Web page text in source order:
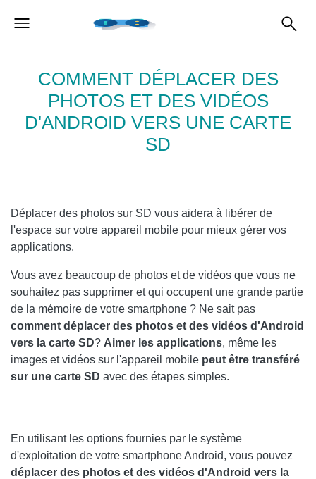
COMMENT DÉPLACER DES
PHOTOS ET DES VIDÉOS
D'ANDROID VERS UNE CARTE
SD
Déplacer des photos sur SD vous aidera à libérer de
l'espace sur votre appareil mobile pour mieux gérer vos
applications.
Vous avez beaucoup de photos et de vidéos que vous ne
souhaitez pas supprimer et qui occupent une grande partie
de la mémoire de votre smartphone ? Ne sait pas
comment déplacer des photos et des vidéos d'Android
vers la carte SD? Aimer les applications, même les
images et vidéos sur l'appareil mobile peut être transféré
sur une carte SD avec des étapes simples.
En utilisant les options fournies par le système
d'exploitation de votre smartphone Android, vous pouvez
déplacer des photos et des vidéos d'Android vers la